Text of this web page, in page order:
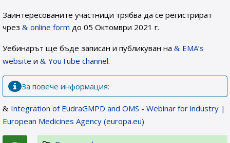
Заинтересованите участници трябва да се регистрират
чрез
online form до 05 Октомври 2021 г.
Уебинарът ще бъде записан и публикуван на
EMA’s
website и YouTube channel.
За повече информация:
Integration of EudraGMPD and OMS - Webinar for industry |
European Medicines Agency (europa.eu)